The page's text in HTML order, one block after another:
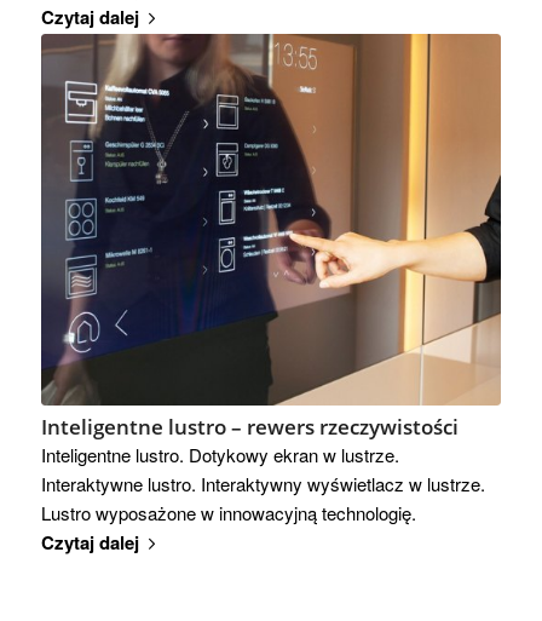
Czytaj dalej
Inteligentne lustro – rewers rzeczywistości
Inteligentne lustro. Dotykowy ekran w lustrze.
Interaktywne lustro. Interaktywny wyświetlacz w lustrze.
Lustro wyposażone w innowacyjną technologię.
Czytaj dalej